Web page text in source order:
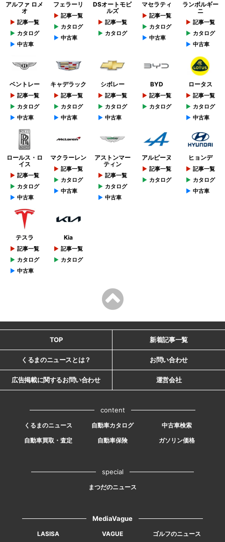
アルファ ロメ
オ
記事一覧
カタログ
中古車
フェラーリ
記事一覧
カタログ
中古車
DSオートモビ
ルズ
記事一覧
カタログ
マセラティ
記事一覧
カタログ
中古車
ランボルギー
ニ
記事一覧
カタログ
中古車
ベントレー
記事一覧
カタログ
中古車
キャデラック
記事一覧
カタログ
中古車
シボレー
記事一覧
カタログ
中古車
BYD
記事一覧
カタログ
ロータス
記事一覧
カタログ
中古車
ロールス・ロ
イス
記事一覧
カタログ
中古車
マクラーレン
記事一覧
カタログ
中古車
アストンマー
ティン
記事一覧
カタログ
中古車
アルピーヌ
記事一覧
カタログ
ヒョンデ
記事一覧
カタログ
中古車
テスラ
記事一覧
カタログ
中古車
Kia
記事一覧
カタログ
TOP 新着記事一覧
くるまのニュースとは？ お問い合わせ
広告掲載に関するお問い合わせ 運営会社
content
くるまのニュース 自動車カタログ
中古車検索
自動車買取・査定
自動車保険 ガソリン価格
special
まつだのニュース
MediaVague
LASISA VAGUE ゴルフのニュース